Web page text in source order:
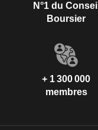
N°1 du Conseil
Boursier
+ 1 300 000
membres